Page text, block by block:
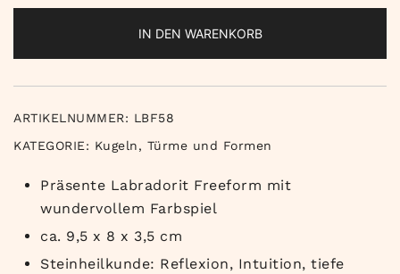
IN DEN WARENKORB
ARTIKELNUMMER: LBF58
KATEGORIE: Kugeln, Türme und Formen
Präsente Labradorit Freeform mit
wundervollem Farbspiel
ca. 9,5 x 8 x 3,5 cm
Steinheilkunde: Reflexion, Intuition, tiefe